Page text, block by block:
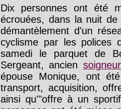
Dix personnes ont été
écrouées, dans la nuit
démantèlement d'un
cyclisme par les polices
samedi le parquet de
Sergeant, ancien soigneur
épouse Monique, ont
transport, acquisition,
ainsi qu'"offre à un